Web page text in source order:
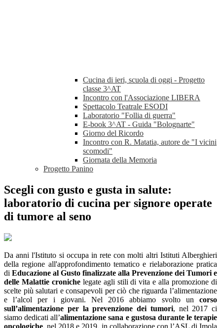
Cucina di ieri, scuola di oggi - Progetto
classe 3^AT
Incontro con l'Associazione LIBERA
Spettacolo Teatrale ESODI
Laboratorio "Follia di guerra"
E-book 3^AT - Guida "Bolognarte"
Giorno del Ricordo
Incontro con R. Matatia, autore de "I vicini
scomodi"
Giornata della Memoria
Progetto Panino
Scegli con gusto e gusta in salute:
laboratorio di cucina per signore operate
di tumore al seno
Da anni l'Istituto si occupa in rete con molti altri Istituti Alberghieri
della regione all'approfondimento tematico e rielaborazione pratica
di Educazione al Gusto finalizzate alla Prevenzione dei Tumori e
delle Malattie cronichelegate agli stili di vita e alla promozione di
scelte più salutari e consapevoli per ciò che riguarda l’alimentazione
e l’alcol per i giovani. Nel 2016 abbiamo svolto un corso
sull’alimentazione per la prevenzione dei tumori, nel 2017 ci
siamo dedicati all’alimentazione sana e gustosa durante le terapie